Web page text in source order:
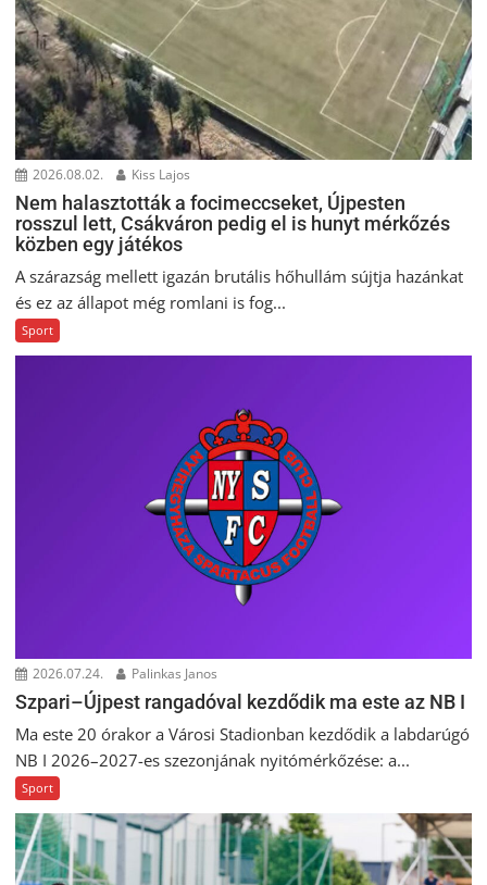
2026.08.02. Kiss Lajos
Nem halasztották a focimeccseket, Újpesten
rosszul lett, Csákváron pedig el is hunyt mérkőzés
közben egy játékos
A szárazság mellett igazán brutális hőhullám sújtja hazánkat
és ez az állapot még romlani is fog...
Sport
2026.07.24. Palinkas Janos
Szpari–Újpest rangadóval kezdődik ma este az NB I
Ma este 20 órakor a Városi Stadionban kezdődik a labdarúgó
NB I 2026–2027-es szezonjának nyitómérkőzése: a...
Sport